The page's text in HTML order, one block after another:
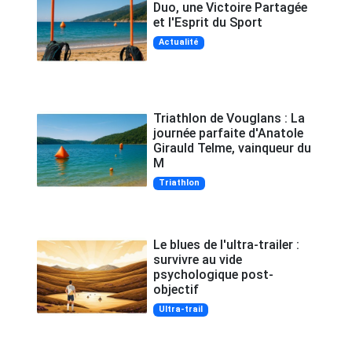
Duo, une Victoire Partagée
et l'Esprit du Sport
Actualité
Triathlon de Vouglans : La
journée parfaite d'Anatole
Girauld Telme, vainqueur du
M
Triathlon
Le blues de l'ultra-trailer :
survivre au vide
psychologique post-
objectif
Ultra-trail